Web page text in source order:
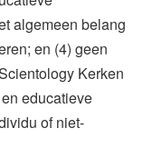
algemeen belang
en (4) geen
Kerken
educatieve
of niet-